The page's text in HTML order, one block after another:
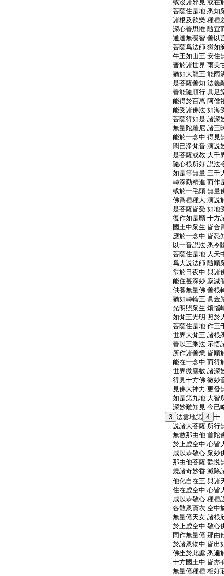
或沒諸邪見 或在
菩薩住是地 悉知
諸根及欲樂 種種
深心善思惟 隨宜
通達無礙智 善以
菩薩爲法師 猶如
牛王如山王 安住
普於諸世界 雨美
猶如大龍王 能雨
是菩薩善知 法義
善能隨順行 具足
能得於百萬 阿僧
能受諸佛法 如海
菩薩得如是 諸深
無量陀羅尼 諸三
能於一念中 得見
聞已淨梵音 演説
是菩薩或教 大千
隨心根所好 説法
如是等無量 三千
轉深勤精進 而作
或於一毛頭 無量
佛爲種種人 演説
是菩薩皆受 如地
復作如是願 十方
國土中衆生 皆合
應於一念中 皆悉
以一音説法 悉令
菩薩住是地 人天
爲大説法師 隨順
常於日夜中 與諸
能住甚深妙 寂滅
供養無量佛 善根
猶如轉輪王 眞金
光明照衆生 煩惱
如梵王光明 照於
菩薩住是地 作三
世界大梵王 諸根
善以三乘法 示悟
所作諸善業 皆順
能在一念中 而得
世界微塵數 諸深
得見十方佛 微妙
見佛大神力 更發
如是第九地 大智
深妙難知見 今已
3 法雲地第 4 十
説諸大菩薩 所行
無數那由他 首陀
於上虚空中 心皆
咸以恭敬心 衆妙
那由他菩薩 歡悦
燒諸奇妙香 滅除
他化自在王 與諸
住在虚空中 心皆
咸以恭敬心 種種
各散衆寶衣 空中
無量億天女 諸根
於上虚空中 敬心
同作無量億 那由
於諸衆物中 皆出
佛坐於此處 悉遍
十方國土中 皆亦
無量億種種 相好